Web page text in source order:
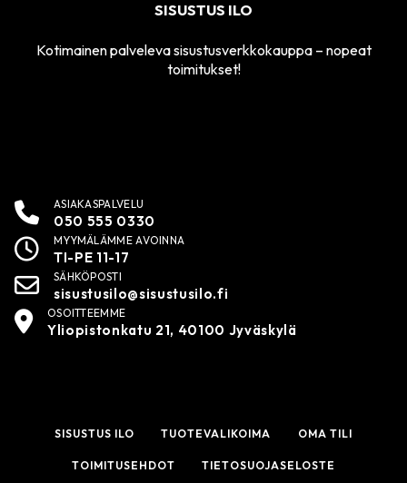
SISUSTUS ILO
Kotimainen palveleva sisustusverkkokauppa – nopeat
toimitukset!
ASIAKASPALVELU
050 555 0330
MYYMÄLÄMME AVOINNA
TI-PE 11-17
SÄHKÖPOSTI
sisustusilo@sisustusilo.fi
OSOITTEEMME
Yliopistonkatu 21, 40100 Jyväskylä
SISUSTUS ILO TUOTEVALIKOIMA OMA TILI
TOIMITUSEHDOT TIETOSUOJASELOSTE